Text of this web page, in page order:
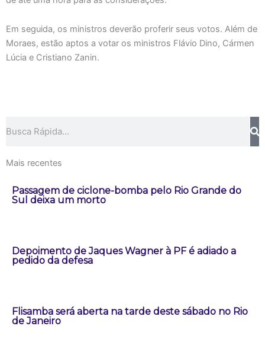
Em seguida, os ministros deverão proferir seus votos. Além de
Moraes, estão aptos a votar os ministros Flávio Dino, Cármen
Lúcia e Cristiano Zanin.
Mais recentes
Passagem de ciclone-bomba pelo Rio Grande do
Sul deixa um morto
Depoimento de Jaques Wagner à PF é adiado a
pedido da defesa
Flisamba será aberta na tarde deste sábado no Rio
de Janeiro